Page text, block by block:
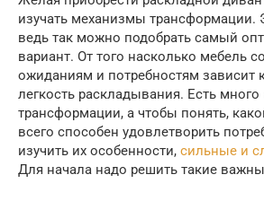
изучать механизмы трансформации.
ведь так можно подобрать самый
вариант. От того насколько мебель
ожиданиям и потребностям зависит
легкость раскладывания. Есть
трансформации, а чтобы понять,
всего способен удовлетворить
изучить их особенности, сильные и
Для начала надо решить такие